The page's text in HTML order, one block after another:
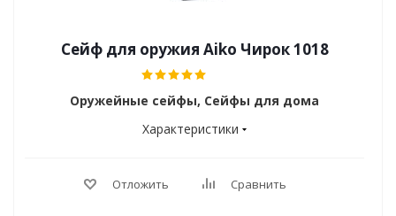
Сейф для оружия Aiko Чирок 1018
Оружейные сейфы, Сейфы для дома
Характеристики
Отложить Сравнить